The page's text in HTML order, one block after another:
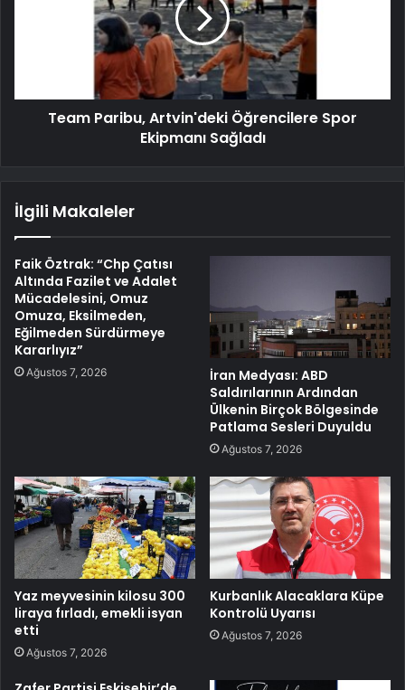
Team Paribu, Artvin'deki Öğrencilere Spor
Ekipmanı Sağladı
İlgili Makaleler
Faik Öztrak: “Chp Çatısı
Altında Fazilet ve Adalet
Mücadelesini, Omuz
Omuza, Eksilmeden,
Eğilmeden Sürdürmeye
Kararlıyız”
Ağustos 7, 2026
İran Medyası: ABD
Saldırılarının Ardından
Ülkenin Birçok Bölgesinde
Patlama Sesleri Duyuldu
Ağustos 7, 2026
Yaz meyvesinin kilosu 300
liraya fırladı, emekli isyan
etti
Ağustos 7, 2026
Kurbanlık Alacaklara Küpe
Kontrolü Uyarısı
Ağustos 7, 2026